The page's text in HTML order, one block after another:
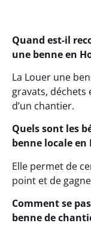
Quand est-il
une benne en
La Louer une
gravats,
d’un chantier.
Quels sont les
benne locale en
Elle permet de
point et de
Comment se
benne de